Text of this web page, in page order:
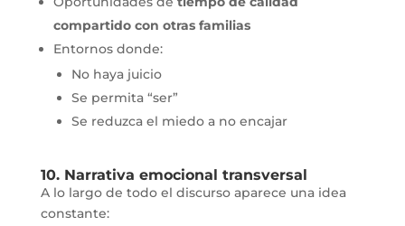
compartido con otras familias
Entornos donde:
No haya juicio
Se permita “ser”
Se reduzca el miedo a no encajar
10. Narrativa emocional transversal
A lo largo de todo el discurso aparece una idea
constante: